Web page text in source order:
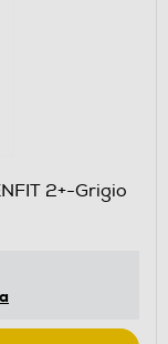
2+-Grigio